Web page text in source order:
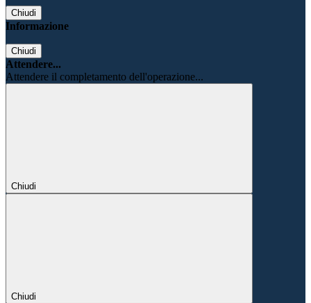
Chiudi
Informazione
Chiudi
Attendere...
Attendere il completamento dell'operazione...
Chiudi
Chiudi